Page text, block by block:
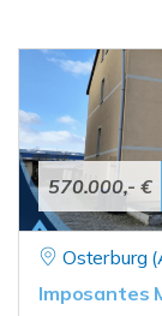
570.000,- €
Osterburg
Imposantes